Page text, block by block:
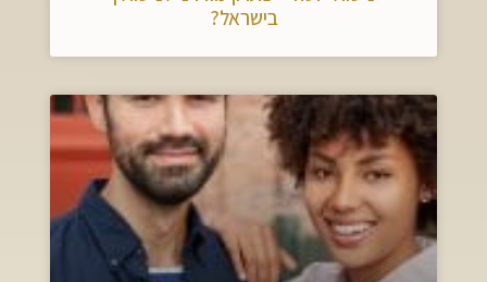
בישראל?